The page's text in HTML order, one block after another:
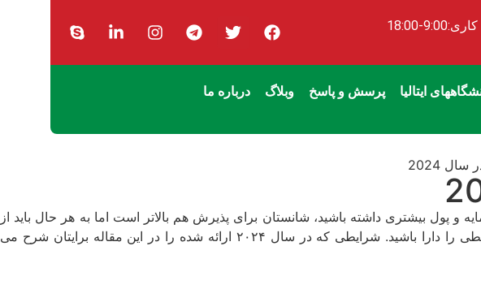
18:00
ایتالیا پرسش و پاسخ وبلاگ درباره ما
بیشتری داشته باشید، شانستان برای پذیرش هم بالاتر است اما به هر حال باید از
دقیقاً باید چه شرایطی را دارا باشید. شرایطی که در سال ۲۰۲۴ ارائه شده را در این مقاله برایتان شرح می‌